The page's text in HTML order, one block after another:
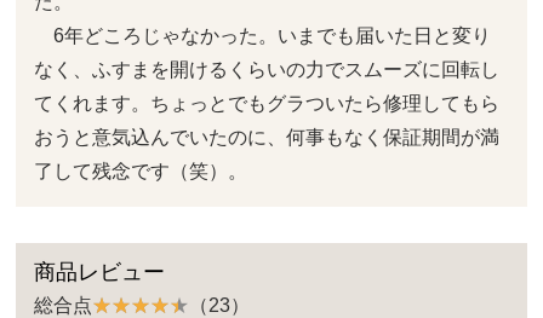
6年どころじゃなかった。いまでも届いた日と変り
なく、ふすまを開けるくらいの力でスムーズに回転し
てくれます。ちょっとでもグラついたら修理してもら
おうと意気込んでいたのに、何事もなく保証期間が満
了して残念です（笑）。
商品レビュー
総合点
（23）